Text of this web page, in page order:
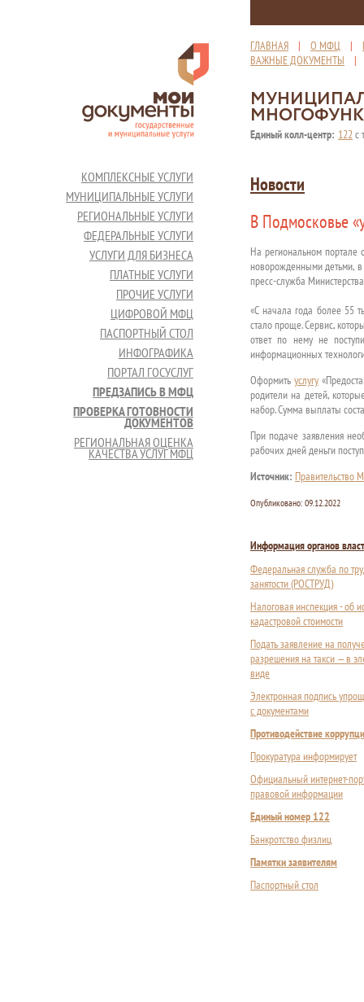
ГЛАВНАЯ | О МФЦ |
ВАЖНЫЕ ДОКУМЕНТЫ
Единый колл-центр: 122с
КОМПЛЕКСНЫЕ УСЛУГИ
МУНИЦИПАЛЬНЫЕ УСЛУГИ
РЕГИОНАЛЬНЫЕ УСЛУГИ
ФЕДЕРАЛЬНЫЕ УСЛУГИ
УСЛУГИ ДЛЯ БИЗНЕСА
ПЛАТНЫЕ УСЛУГИ
ПРОЧИЕ УСЛУГИ
ЦИФРОВОЙ МФЦ
ПАСПОРТНЫЙ СТОЛ
ИНФОГРАФИКА
ПОРТАЛ ГОСУСЛУГ
ПРЕДЗАПИСЬ В МФЦ
ПРОВЕРКА ГОТОВНОСТИ
ДОКУМЕНТОВ
РЕГИОНАЛЬНАЯ ОЦЕНКА
КАЧЕСТВА УСЛУГ МФЦ
Новости
В Подмосковье
На региональном портале
новорожденными детьми,
пресс-служба
«С начала года более 55
стало проще. Сервис,
ответ по нему не
информационных
Оформить услугу
родители на детей,
набор. Сумма выплаты
При подаче заявления
рабочих дней деньги
Источник: Правительство
Опубликовано: 09.12.2022
Информация органов
Федеральная служба по
занятости (РОСТРУД)
Налоговая инспекция - об
кадастровой стоимости
Подать заявление на
разрешения на такси — в
виде
Электронная подпись
с документами
Противодействие
Прокуратура информирует
Официальный интернет-
правовой информации
Единый номер 122
Банкротство физлиц
Памятки заявителям
Паспортный стол